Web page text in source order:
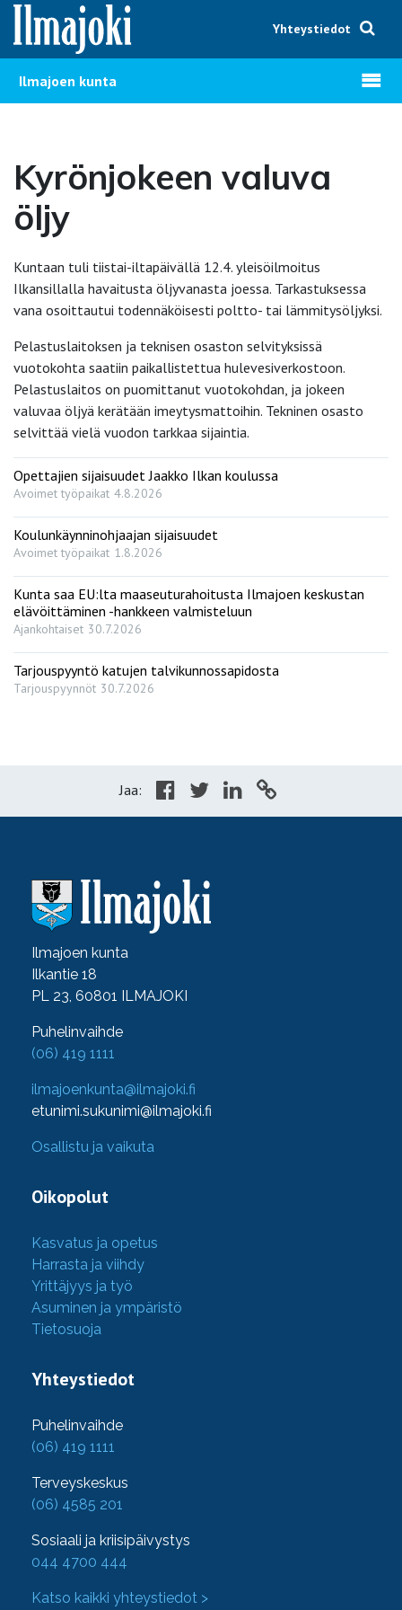
Hyppää sisältöön
Yhteystiedot
Ilmajoen kunta Avaa
Kyrönjokeen valuva
öljy
Kuntaan tuli tiistai-iltapäivällä 12.4. yleisöilmoitus
Ilkansillalla havaitusta öljyvanasta joessa. Tarkastuksessa
vana osoittautui todennäköisesti poltto- tai lämmitysöljyksi.
Pelastuslaitoksen ja teknisen osaston selvityksissä
vuotokohta saatiin paikallistettua hulevesiverkostoon.
Pelastuslaitos on puomittanut vuotokohdan, ja jokeen
valuvaa öljyä kerätään imeytysmattoihin. Tekninen osasto
selvittää vielä vuodon tarkkaa sijaintia.
Opettajien sijaisuudet Jaakko Ilkan koulussa
Avoimet työpaikat 4.8.2026
Koulunkäynninohjaajan sijaisuudet
Avoimet työpaikat 1.8.2026
Kunta saa EU:lta maaseuturahoitusta Ilmajoen keskustan
elävöittäminen -hankkeen valmisteluun
Ajankohtaiset 30.7.2026
Tarjouspyyntö katujen talvikunnossapidosta
Tarjouspyynnöt 30.7.2026
Jaa:
Ilmajoen kunta
Ilkantie 18
PL 23, 60801 ILMAJOKI
Puhelinvaihde
(06) 419 1111
ilmajoenkunta@ilmajoki.fi
etunimi.sukunimi@ilmajoki.fi
Osallistu ja vaikuta
Oikopolut
Kasvatus ja opetus
Harrasta ja viihdy
Yrittäjyys ja työ
Asuminen ja ympäristö
Tietosuoja
Yhteystiedot
Puhelinvaihde
(06) 419 1111
Terveyskeskus
(06) 4585 201
Sosiaali ja kriisipäivystys
044 4700 444
Katso kaikki yhteystiedot >